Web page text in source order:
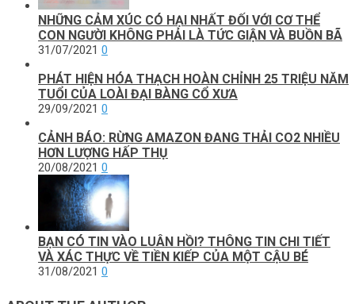
NHỮNG CẢM XÚC CÓ HẠI NHẤT ĐỐI VỚI CƠ THỂ
CON NGƯỜI KHÔNG PHẢI LÀ TỨC GIẬN VÀ BUỒN BÃ
31/07/2021 0
PHÁT HIỆN HÓA THẠCH HOÀN CHỈNH 25 TRIỆU NĂM
TUỔI CỦA LOÀI ĐẠI BÀNG CỔ XƯA
29/09/2021 0
CẢNH BÁO: RỪNG AMAZON ĐANG THẢI CO2 NHIỀU
HƠN LƯỢNG HẤP THỤ
20/08/2021 0
BẠN CÓ TIN VÀO LUÂN HỒI? THÔNG TIN CHI TIẾT
VÀ XÁC THỰC VỀ TIỀN KIẾP CỦA MỘT CẬU BÉ
31/08/2021 0